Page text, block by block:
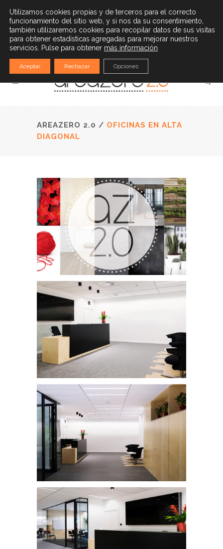
(34) 932 528 779 | info@areazero20.com
Español
AREAZERO 2.0 / OFICINAS EN ALTA
DIAGONAL
Utilizamos cookies propias y de terceros para el correcto
funcionamiento del sitio web, y si nos da su consentimiento,
también utilizaremos cookies para recopilar datos de sus visitas
para obtener estadísticas agregadas para mejorar nuestros
servicios. Pulse para obtener más información
Aceptar Rechazar Opciones